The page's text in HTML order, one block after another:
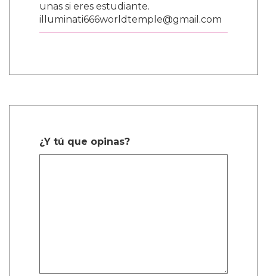
unas si eres estudiante.
illuminati666worldtemple@gmail.com
¿Y tú que opinas?